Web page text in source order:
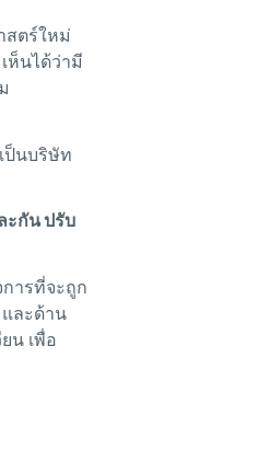
สตร์ใหม่
ห็นได้ว่ามี
ป็นบริษัท
ะกัน ปรับ
ารที่จะถูก
ละด้าน
น เพื่อ